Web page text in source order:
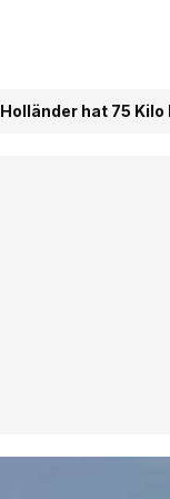
Holländer hat 75